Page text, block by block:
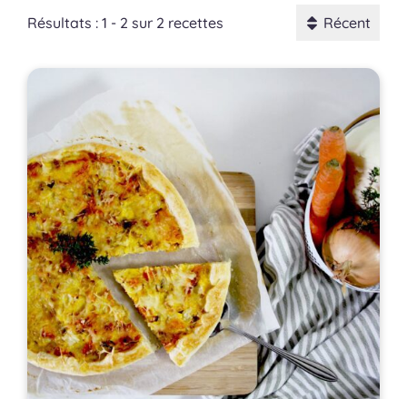
Résultats : 1 - 2 sur 2 recettes Récent